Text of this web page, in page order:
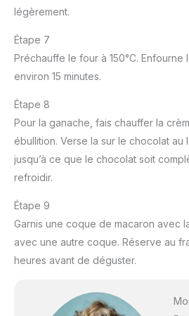
légèrement.
Étape 7
Préchauffe le four à 150°C. Enfourne
environ 15 minutes.
Étape 8
Pour la ganache, fais chauffer la
ébullition. Verse la sur le chocolat au
jusqu’à ce que le chocolat soit
refroidir.
Étape 9
Garnis une coque de macaron avec
avec une autre coque. Réserve au
heures avant de déguster.